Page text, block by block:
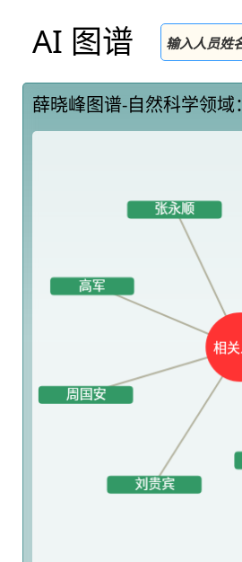
AI 图谱
薛晓峰图谱-自然科学领域：